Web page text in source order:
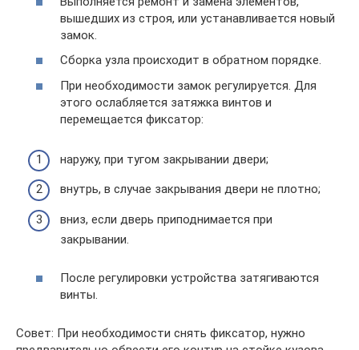
вышедших из строя, или устанавливается новый
замок.
Сборка узла происходит в обратном порядке.
При необходимости замок регулируется. Для
этого ослабляется затяжка винтов и
перемещается фиксатор:
наружу, при тугом закрывании двери;
внутрь, в случае закрывания двери не плотно;
вниз, если дверь приподнимается при
закрывании.
После регулировки устройства затягиваются
винты.
Совет: При необходимости снять фиксатор, нужно